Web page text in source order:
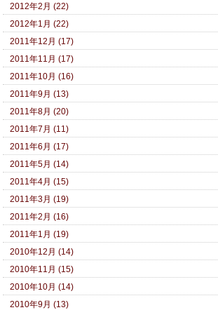
2012年2月 (22)
2012年1月 (22)
2011年12月 (17)
2011年11月 (17)
2011年10月 (16)
2011年9月 (13)
2011年8月 (20)
2011年7月 (11)
2011年6月 (17)
2011年5月 (14)
2011年4月 (15)
2011年3月 (19)
2011年2月 (16)
2011年1月 (19)
2010年12月 (14)
2010年11月 (15)
2010年10月 (14)
2010年9月 (13)